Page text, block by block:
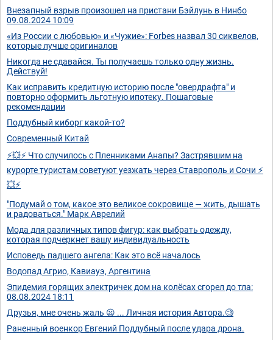
Внезапный взрыв произошел на пристани Бэйлунь в Нинбо
09.08.2024 10:09
«Из России с любовью» и «Чужие»: Forbes назвал 30 сиквелов,
которые лучше оригиналов
Никогда не сдавайся. Ты получаешь только одну жизнь.
Действуй!
Как исправить кредитную историю после "овердрафта" и
повторно оформить льготную ипотеку. Пошаговые
рекомендации
Поддубный киборг какой-то?
Современный Китай
⚡💥⚡ Что случилось с Пленниками Анапы? Застрявшим на
курорте туристам советуют уезжать через Ставрополь и Сочи ⚡
💥⚡
"Подумай о том, какое это великое сокровище — жить, дышать
и радоваться." Марк Аврелий
Мода для различных типов фигур: как выбрать одежду,
которая подчеркнет вашу индивидуальность
Исповедь падшего ангела: Как это всё началось
Водопад Агрио, Кавиауэ, Аргентина
Эпидемия горящих электричек дом на колёсах сгорел до тла:
08.08.2024 18:11
Друзья, мне очень жаль 😦 ... Личная история Автора.🧐
Раненный военкор Евгений Поддубный после удара дрона.